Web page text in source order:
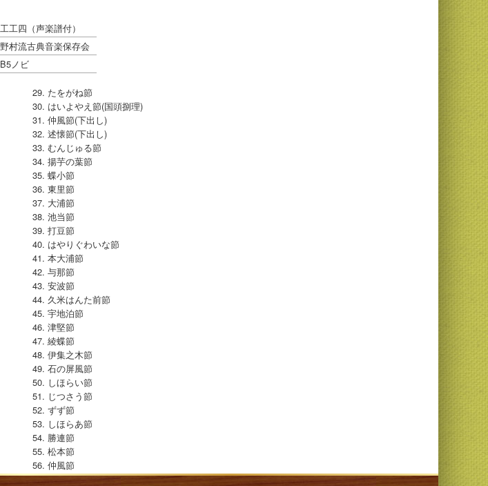
工工四（声楽譜付）
野村流古典音楽保存会
B5ノビ
たをがね節
はいよやえ節(国頭捌理)
仲風節(下出し)
述懐節(下出し)
むんじゅる節
揚芋の葉節
蝶小節
東里節
大浦節
池当節
打豆節
はやりぐわいな節
本大浦節
与那節
安波節
久米はんた前節
宇地泊節
津堅節
綾蝶節
伊集之木節
石の屏風節
しほらい節
じつさう節
ずず節
しほらあ節
勝連節
松本節
仲風節